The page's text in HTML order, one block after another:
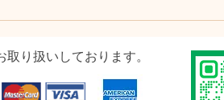
り扱いしております。